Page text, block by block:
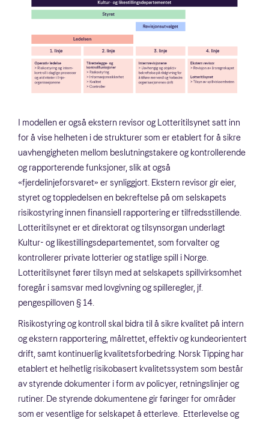
I modellen er også ekstern revisor og Lotteritilsynet satt inn
for å vise helheten i de strukturer som er etablert for å sikre
uavhengigheten mellom beslutningstakere og kontrollerende
og rapporterende funksjoner, slik at også
«fjerdelinjeforsvaret» er synliggjort. Ekstern revisor gir eier,
styret og toppledelsen en bekreftelse på om selskapets
risikostyring innen finansiell rapportering er tilfredsstillende.
Lotteritilsynet er et direktorat og tilsynsorgan underlagt
Kultur- og likestillingsdepartementet, som forvalter og
kontrollerer private lotterier og statlige spill i Norge.
Lotteritilsynet fører tilsyn med at selskapets spillvirksomhet
foregår i samsvar med lovgivning og spilleregler, jf.
pengespilloven § 14.
Risikostyring og kontroll skal bidra til å sikre kvalitet på intern
og ekstern rapportering, målrettet, effektiv og kundeorientert
drift, samt kontinuerlig kvalitetsforbedring. Norsk Tipping har
etablert et helhetlig risikobasert kvalitetssystem som består
av styrende dokumenter i form av policyer, retningslinjer og
rutiner. De styrende dokumentene gir føringer for områder
som er vesentlige for selskapet å etterleve. Etterlevelse og